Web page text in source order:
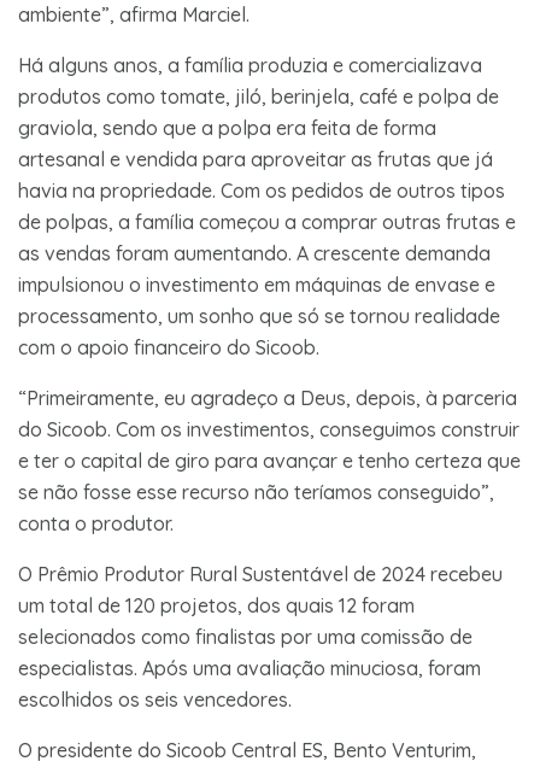
ambiente”, afirma Marciel.
Há alguns anos, a família produzia e comercializava
produtos como tomate, jiló, berinjela, café e polpa de
graviola, sendo que a polpa era feita de forma
artesanal e vendida para aproveitar as frutas que já
havia na propriedade. Com os pedidos de outros tipos
de polpas, a família começou a comprar outras frutas e
as vendas foram aumentando. A crescente demanda
impulsionou o investimento em máquinas de envase e
processamento, um sonho que só se tornou realidade
com o apoio financeiro do Sicoob.
“Primeiramente, eu agradeço a Deus, depois, à parceria
do Sicoob. Com os investimentos, conseguimos construir
e ter o capital de giro para avançar e tenho certeza que
se não fosse esse recurso não teríamos conseguido”,
conta o produtor.
O Prêmio Produtor Rural Sustentável de 2024 recebeu
um total de 120 projetos, dos quais 12 foram
selecionados como finalistas por uma comissão de
especialistas. Após uma avaliação minuciosa, foram
escolhidos os seis vencedores.
O presidente do Sicoob Central ES, Bento Venturim,